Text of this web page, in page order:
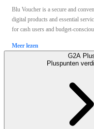
Blu Voucher is a secure and
digital products and essential
for cash users and budget-
Meer lezen
G2A
Pluspunten